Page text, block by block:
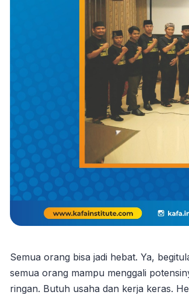
Semua orang bisa jadi hebat. Ya,
semua orang mampu menggali
ringan. Butuh usaha dan kerja keras.